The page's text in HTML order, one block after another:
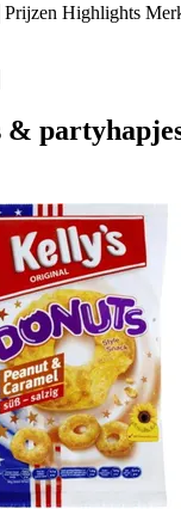
Prijzen Highlights
&